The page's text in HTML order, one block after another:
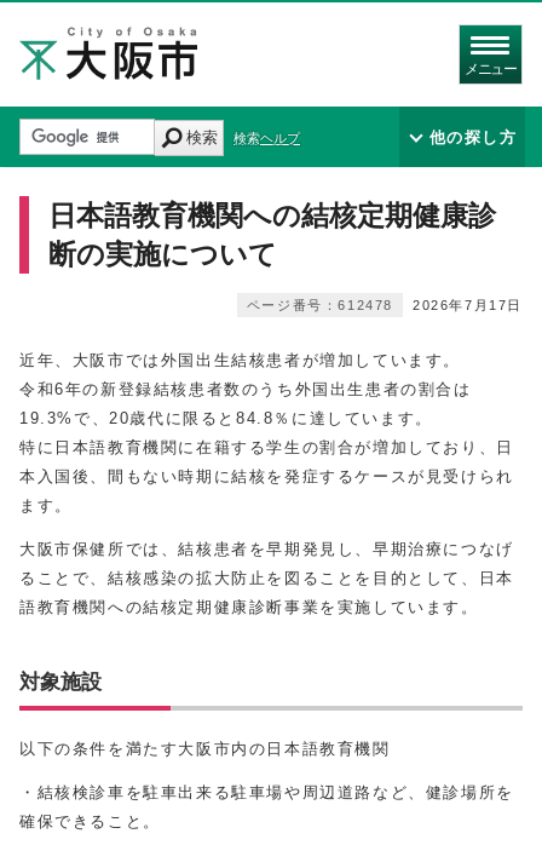
メニュー
検索 検索ヘルプ 他の探し方
日本語教育機関への結核定期健康診
断の実施について
2026年7月17日
ページ番号：612478
近年、大阪市では外国出生結核患者が増加しています。
令和6年の新登録結核患者数のうち外国出生患者の割合は
19.3%で、20歳代に限ると84.8％に達しています。
特に日本語教育機関に在籍する学生の割合が増加しており、日
本入国後、間もない時期に結核を発症するケースが見受けられ
ます。
大阪市保健所では、結核患者を早期発見し、早期治療につなげ
ることで、結核感染の拡大防止を図ることを目的として、日本
語教育機関への結核定期健康診断事業を実施しています。
対象施設
以下の条件を満たす大阪市内の日本語教育機関
・結核検診車を駐車出来る駐車場や周辺道路など、健診場所を
確保できること。